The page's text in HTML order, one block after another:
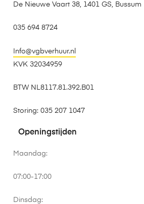
De Nieuwe Vaart 38, 1401 GS, Bussum
035 694 8724
Info@vgbverhuur.nl
KVK 32034959
BTW NL8117.81.392.B01
Storing: 035 207 1047
Openingstijden
Maandag:
07:00-17:00
Dinsdag: